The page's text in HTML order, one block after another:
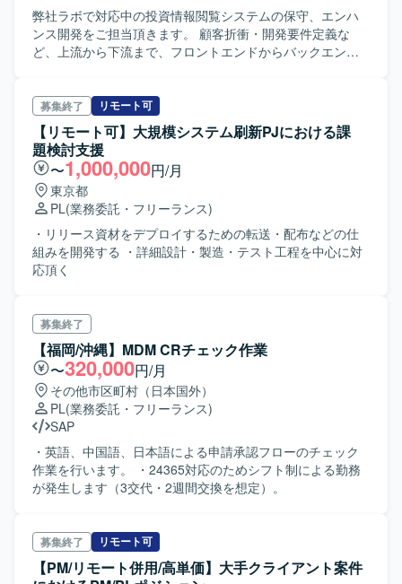
弊社ラボで対応中の投資情報閲覧システムの保守、エンハ
ンス開発をご担当頂きます。 顧客折衝・開発要件定義な
ど、上流から下流まで、フロントエンドからバックエンド
なうプレイングマネージャーとしての役割を期待します。
既存のメンバー離任に伴い、ラボ拡大のご依頼を受けて、
主にバックエンドと証券業務に明るいSE/PLを募集します。
募集終了 リモート可
【リモート可】大規模システム刷新PJにおける課
題検討支援
〜1,000,000円/月
東京都
PL(業務委託・フリーランス)
・リリース資材をデプロイするための転送・配布などの仕
組みを開発する ・詳細設計・製造・テスト工程を中心に対
応頂く
募集終了
【福岡/沖縄】MDM CRチェック作業
〜320,000円/月
その他市区町村（日本国外）
PL(業務委託・フリーランス)
SAP
・英語、中国語、日本語による申請承認フローのチェック
作業を行います。 ・24365対応のためシフト制による勤務
が発生します（3交代・2週間交換を想定）。
募集終了 リモート可
【PM/リモート併用/高単価】大手クライアント案件